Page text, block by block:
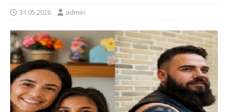
31.05.2026 admin